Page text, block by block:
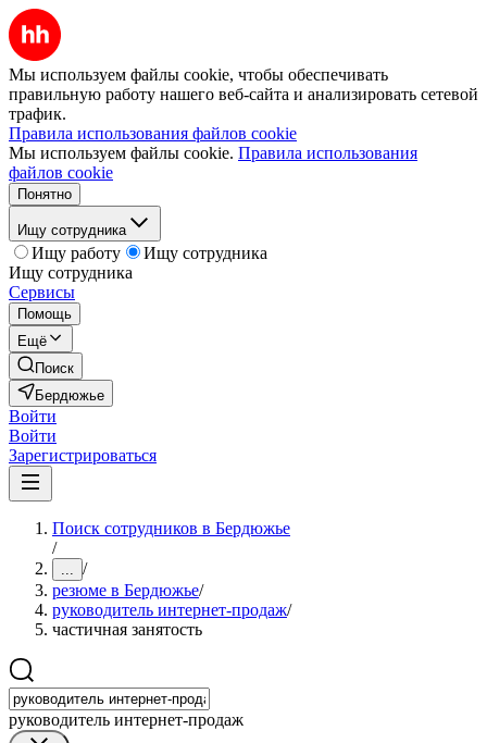
Мы используем файлы cookie, чтобы обеспечивать
правильную работу нашего веб-сайта и анализировать сетевой
трафик.
Правила использования файлов cookie
Мы используем файлы cookie. Правила использования
файлов cookie
Понятно
Ищу сотрудника
Ищу работу
Ищу сотрудника
Ищу сотрудника
Сервисы
Помощь
Ещё
Поиск
Бердюжье
Войти
Войти
Зарегистрироваться
Поиск сотрудников в Бердюжье
/
... /
резюме в Бердюжье/
руководитель интернет-продаж/
частичная занятость
руководитель интернет-продаж